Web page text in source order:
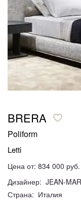
BRERA
Poliform
Letti
Цена от: 834 000 руб.
Дизайнер: JEAN-
Страна: Италия